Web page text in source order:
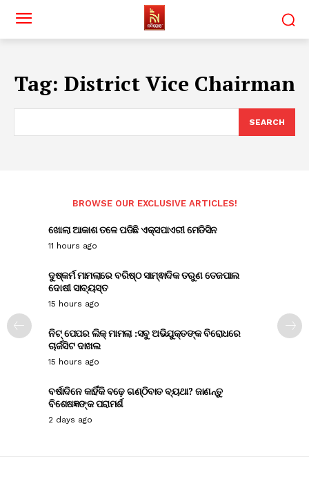
Tag: District Vice Chairman
SEARCH
BROWSE OUR EXCLUSIVE ARTICLES!
ଖୋଲା ଆକାଶ ତଳେ ପଡିଛି ଏକ୍ସପାଏରୀ ମେଡିସିନ
11 hours ago
ଦୁଷ୍କର୍ମ ମାମଲାରେ ବରିଷ୍ଠ ସାମ୍ଵାଦିକ ତରୁଣ ତେଜପାଲ
ଦୋଷୀ ସାବ୍ୟସ୍ତ
15 hours ago
ନିଟ୍ ପେପର ଲିକ୍ ମାମଲା :ସବୁ ଅଭିଯୁକ୍ତଙ୍କ ବିରୋଧରେ
ଚାର୍ଜସିଟ ଦାଖଲ
15 hours ago
ବର୍ଷାଦିନେ କାହିଁକି ବଢ଼େ ଗଣ୍ଠିବାତ ବ୍ୟଥା? ଜାଣନ୍ତୁ
ବିଶେଷଜ୍ଞଙ୍କ ପରାମର୍ଶ
2 days ago